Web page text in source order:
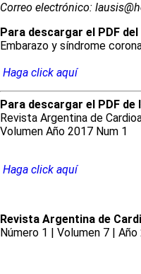
Correo electrónico:
Para descargar el PDF
Embarazo y síndrome
Haga click aquí
Para descargar el PDF
Revista Argentina de
Volumen Año 2017 Num 1
Haga click aquí
Revista Argentina de
Número 1 | Volumen 7 | Año